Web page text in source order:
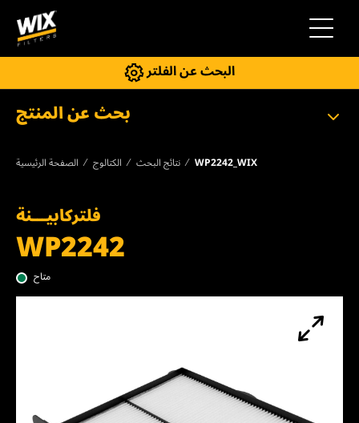
التنقل
البحث عن الفلتر
بحث عن المنتج
الصفحة الرئيسية الكتالوج نتائج البحث WP2242_WIX
فلتركابيـــنة
WP2242
متاح